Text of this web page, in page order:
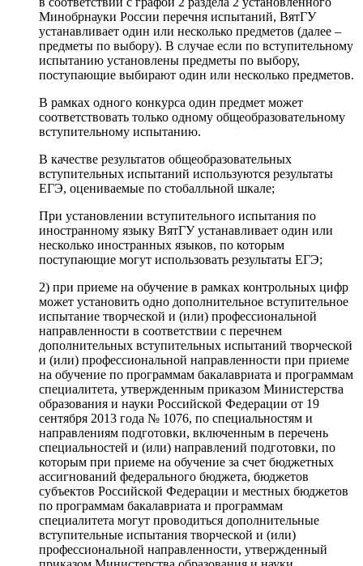
Минобрнауки России перечня испытаний, ВятГУ
устанавливает один или несколько предметов (далее –
предметы по выбору). В случае если по вступительному
испытанию установлены предметы по выбору,
поступающие выбирают один или несколько предметов.
В рамках одного конкурса один предмет может
соответствовать только одному общеобразовательному
вступительному испытанию.
В качестве результатов общеобразовательных
вступительных испытаний используются результаты
ЕГЭ, оцениваемые по стобалльной шкале;
При установлении вступительного испытания по
иностранному языку ВятГУ устанавливает один или
несколько иностранных языков, по которым
поступающие могут использовать результаты ЕГЭ;
2) при приеме на обучение в рамках контрольных цифр
может установить одно дополнительное вступительное
испытание творческой и (или) профессиональной
направленности в соответствии с перечнем
дополнительных вступительных испытаний творческой
и (или) профессиональной направленности при приеме
на обучение по программам бакалавриата и программам
специалитета, утвержденным приказом Министерства
образования и науки Российской Федерации от 19
сентября 2013 года № 1076, по специальностям и
направлениям подготовки, включенным в перечень
специальностей и (или) направлений подготовки, по
которым при приеме на обучение за счет бюджетных
ассигнований федерального бюджета, бюджетов
субъектов Российской Федерации и местных бюджетов
по программам бакалавриата и программам
специалитета могут проводиться дополнительные
вступительные испытания творческой и (или)
профессиональной направленности, утвержденный